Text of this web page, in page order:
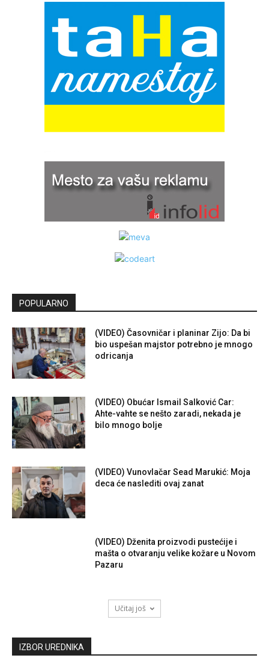
POPULARNO
(VIDEO) Časovničar i planinar Zijo: Da bi
bio uspešan majstor potrebno je mnogo
odricanja
(VIDEO) Obućar Ismail Salković Car:
Ahte-vahte se nešto zaradi, nekada je
bilo mnogo bolje
(VIDEO) Vunovlačar Sead Marukić: Moja
deca će naslediti ovaj zanat
(VIDEO) Dženita proizvodi pustećije i
mašta o otvaranju velike kožare u Novom
Pazaru
Učitaj još
IZBOR UREDNIKA